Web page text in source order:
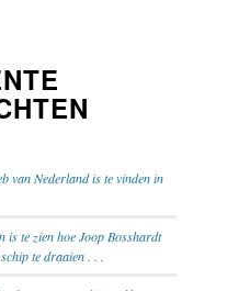
van Nederland is te vinden in
is te zien hoe Joop Bosshardt
te draaien . . .